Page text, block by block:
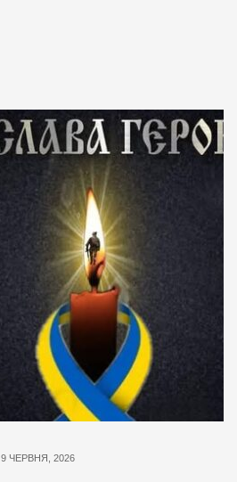
9 ЧЕРВНЯ, 2026